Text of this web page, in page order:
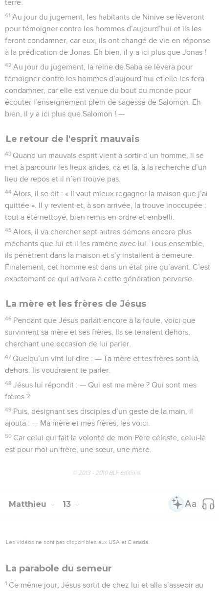
terre.
41 Au jour du jugement, les habitants de Ninive se lèveront
pour témoigner contre les hommes d’aujourd’hui et ils les
feront condamner, car eux, ils ont changé de vie en réponse
à la prédication de Jonas. Eh bien, il y a ici plus que Jonas !
42 Au jour du jugement, la reine de Saba se lèvera pour
témoigner contre les hommes d’aujourd’hui et elle les fera
condamner, car elle est venue du bout du monde pour
écouter l’enseignement plein de sagesse de Salomon. Eh
bien, il y a ici plus que Salomon ! —
Le retour de l'esprit mauvais
43 Quand un mauvais esprit vient à sortir d’un homme, il se
met à parcourir les lieux arides, çà et là, à la recherche d’un
lieu de repos et il n’en trouve pas.
44 Alors, il se dit : « Il vaut mieux regagner la maison que j’ai
quittée ». Il y revient et, à son arrivée, la trouve inoccupée :
tout a été nettoyé, bien remis en ordre et embelli.
45 Alors, il va chercher sept autres démons encore plus
méchants que lui et il les ramène avec lui. Tous ensemble,
ils pénètrent dans la maison et s’y installent à demeure.
Finalement, cet homme est dans un état pire qu’avant. C’est
exactement ce qui arrivera à cette génération perverse.
La mère et les frères de Jésus
46 Pendant que Jésus parlait encore à la foule, voici que
survinrent sa mère et ses frères. Ils se tenaient dehors,
cherchant une occasion de lui parler.
47 Quelqu’un vint lui dire : — Ta mère et tes frères sont là,
dehors. Ils voudraient te parler.
48 Jésus lui répondit : — Qui est ma mère ? Qui sont mes
frères ?
49 Puis, désignant ses disciples d’un geste de la main, il
ajouta : — Ma mère et mes frères, les voici.
50 Car celui qui fait la volonté de mon Père céleste, celui-là
est pour moi un frère, une sœur, une mère.
© 2013 - 2010 BLF Editions
Matthieu 13
Les vidéos ne sont pas disponibles aux USA et C anada.
La parabole du semeur
1 Ce même jour, Jésus sortit de chez lui et alla s’asseoir au